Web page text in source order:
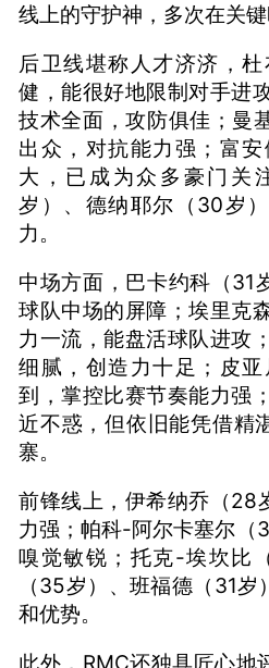
线上的守护神，多次在关键
后卫线堪称人才济济，
健，能很好地限制对手进
技术全面，攻防俱佳；曼
出众，对抗能力强；富
大，已成为众多豪门关
岁）、德纳耶尔（30岁
力。
中场方面，巴卡约科（31
球队中场的屏障；埃里克
力一流，能盘活球队进攻
细腻，创造力十足；皮
到，掌控比赛节奏能力强
近不惑，但依旧能凭借精
寨。
前锋线上，伊希纳乔（28
力强；帕科-阿尔卡塞尔（
嗅觉敏锐；托克-埃坎比
（35岁）、班福德（31
和优势。